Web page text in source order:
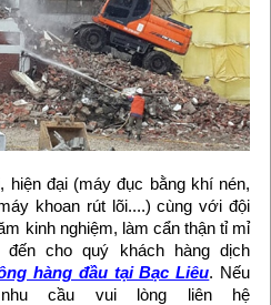
đại (máy đục bằng khí nén,
khoan rút lõi....) cùng với đội
kinh nghiệm, làm cẩn thận tỉ mỉ
cho quý khách hàng dịch
hàng đầu tại Bạc Liêu. Nếu
cầu vui lòng liên hệ